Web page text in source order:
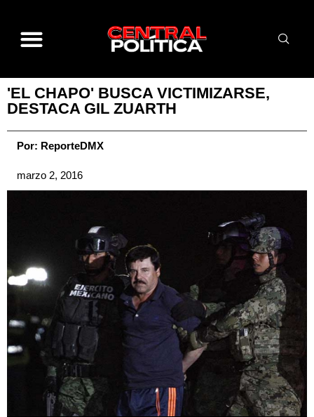
'EL CHAPO' BUSCA VICTIMIZARSE,
DESTACA GIL ZUARTH
Por: ReporteDMX
marzo 2, 2016